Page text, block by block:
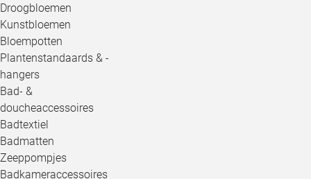
Droogbloemen
Kunstbloemen
Bloempotten
Plantenstandaards & -
hangers
Bad- &
doucheaccessoires
Badtextiel
Badmatten
Zeeppompjes
Badkameraccessoires